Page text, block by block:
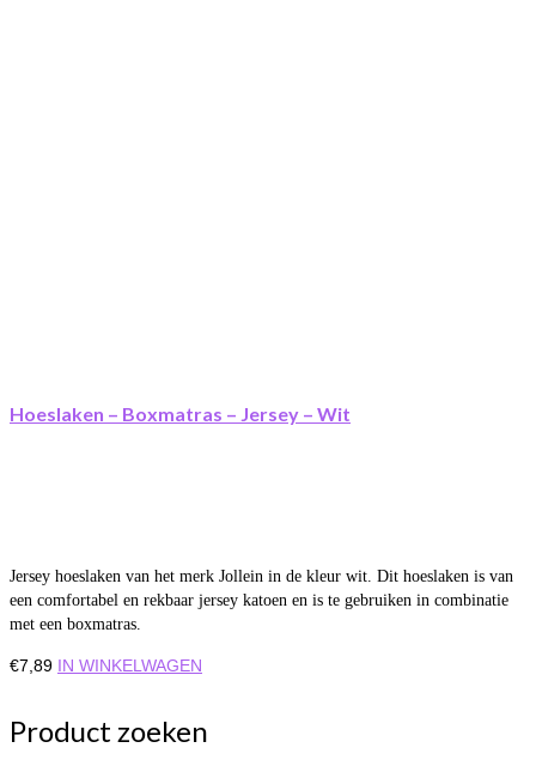
Hoeslaken – Boxmatras – Jersey – Wit
Jersey hoeslaken van het merk Jollein in de kleur wit. Dit hoeslaken is van
een comfortabel en rekbaar jersey katoen en is te gebruiken in combinatie
met een boxmatras.
€7,89 IN WINKELWAGEN
Product zoeken